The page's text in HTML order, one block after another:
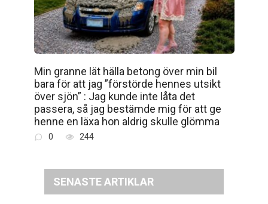
Min granne lät hälla betong över min bil
bara för att jag ”förstörde hennes utsikt
över sjön” : Jag kunde inte låta det
passera, så jag bestämde mig för att ge
henne en läxa hon aldrig skulle glömma
0 244
SENASTE ARTIKLAR